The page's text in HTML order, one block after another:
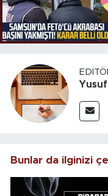
Bunlar da ilginizi